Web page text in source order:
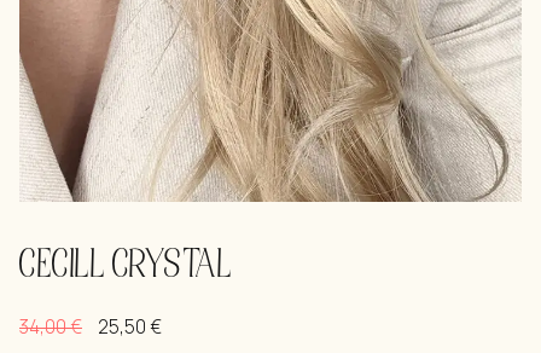
CECILL CRYSTAL
34,00€ 25,50€